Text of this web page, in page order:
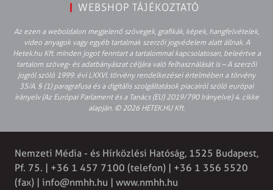
WEBSHOP TÁJÉKOZTATÓ
Az ezen a weboldalon megjelenő szövegek, grafikák, képek, hangfelvételek,
video anyagok vagy egyéb tartalmak szerzői jogvédelem alatt állnak. A
Hetek.hu Kft. minden jogot fenntart a tartalommal kapcsolatosan, beleértve a
tartalom szöveg- és adatbányászat céljára való felhasználását is – A szerzői
jogról szóló 1999. évi LXXVI. törvény rendelkezései értelmében a törvény
35/A. § (1) paragrafusa és a digitális szolgáltatások piacairól szóló európai
irányelv (Az Európai Parlament és a Tanács (EU) 2019/790 Irányelve) 4. cikke
alapján. © 2026 HETEK.HU Kft.
Nemzeti Média - és Hírközlési Hatóság, 1525 Budapest,
Pf. 75. | +36 1 457 7100 (telefon) | +36 1 356 5520
(fax) | info@nmhh.hu | www.nmhh.hu